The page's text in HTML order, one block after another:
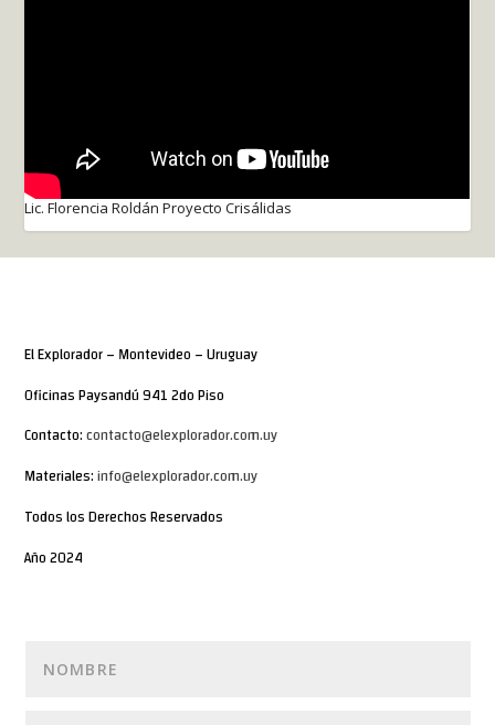
Lic. Florencia Roldán Proyecto Crisálidas
El Explorador – Montevideo – Uruguay
Oficinas Paysandú 941 2do Piso
Contacto:contacto@elexplorador.com.uy
Materiales:info@elexplorador.com.uy
Todos los Derechos Reservados
Año 2024